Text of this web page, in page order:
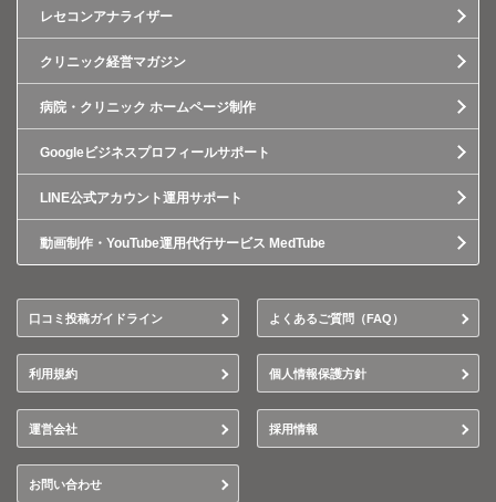
レセコンアナライザー
クリニック経営マガジン
病院・クリニック ホームページ制作
Googleビジネスプロフィールサポート
LINE公式アカウント運用サポート
動画制作・YouTube運用代行サービス MedTube
口コミ投稿ガイドライン よくあるご質問（FAQ）
利用規約 個人情報保護方針
運営会社 採用情報
お問い合わせ